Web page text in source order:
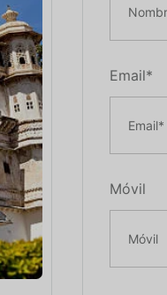
Email*
Móvil